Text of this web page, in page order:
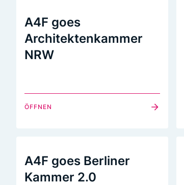
A4F goes
Architektenkammer
NRW
ÖFFNEN
A4F goes Berliner
Kammer 2.0